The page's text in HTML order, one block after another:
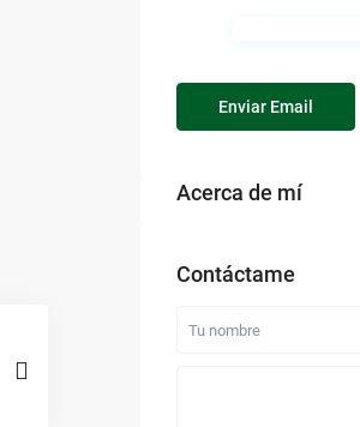
Enviar Email
Acerca de mí
Contáctame